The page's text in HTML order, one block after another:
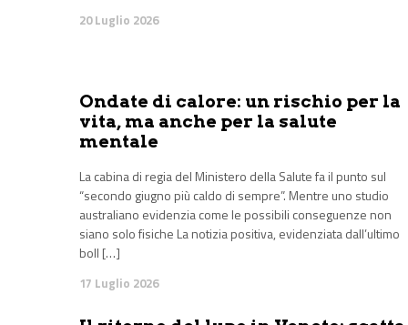
20 Luglio 2026
Ondate di calore: un rischio per la
vita, ma anche per la salute
mentale
La cabina di regia del Ministero della Salute fa il punto sul
“secondo giugno più caldo di sempre”. Mentre uno studio
australiano evidenzia come le possibili conseguenze non
siano solo fisiche La notizia positiva, evidenziata dall’ultimo
boll […]
17 Luglio 2026